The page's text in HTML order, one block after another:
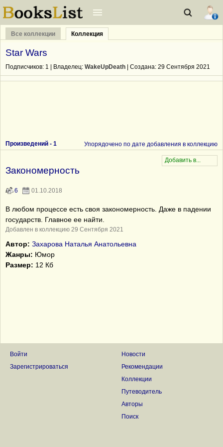
Все коллекции Коллекция
Star Wars
Подписчиков: 1 | Владелец: WakeUpDeath | Cоздана: 29 Сентября 2021
Произведений - 1 Упорядочено по дате добавления в коллекцию
Закономерность
6 01.10.2018
В любом процессе есть своя закономерность. Даже в падении
государств. Главное ее найти.
Добавлен в коллекцию 29 Сентября 2021
Автор: Захарова Наталья Анатольевна
Жанры: Юмор
Размер: 12 Кб
Войти
Зарегистрироваться
Новости
Рекомендации
Коллекции
Путеводитель
Авторы
Поиск